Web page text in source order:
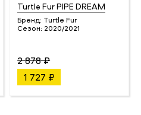
Turtle Fur PIPE DREAM
Бренд: Turtle Fur
Сезон: 2020/2021
2 878 ₽
1 727 ₽